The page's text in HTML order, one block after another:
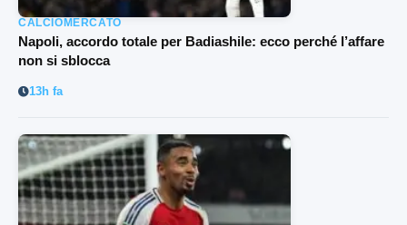
CALCIOMERCATO
Napoli, accordo totale per Badiashile: ecco perché l’affare
non si sblocca
13h fa